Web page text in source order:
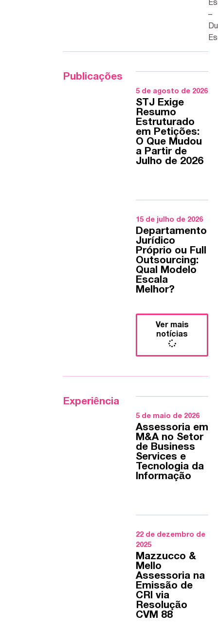
–
Publicações
5 de agosto de 2026
STJ Exige
Resumo
Estruturado
em Petições:
O Que Mudou
a Partir de
Julho de 2026
15 de julho de 2026
Departamento
Jurídico
Próprio ou Full
Outsourcing:
Qual Modelo
Escala
Melhor?
Ver mais
notícias
Experiência
5 de maio de 2026
Assessoria em
M&A no Setor
de Business
Services e
Tecnologia da
Informação
22 de dezembro de
2025
Mazzucco &
Mello
Assessoria na
Emissão de
CRI via
Resolução
CVM 88